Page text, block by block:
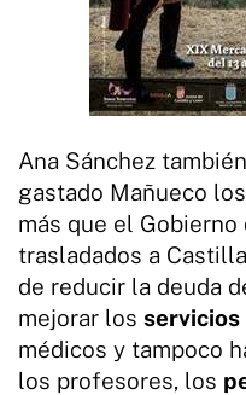
Ana Sánchez
gastado Mañueco los
más que el Gobierno
trasladados a
de reducir la deuda
mejorar los
médicos y tampoco
los profesores, los